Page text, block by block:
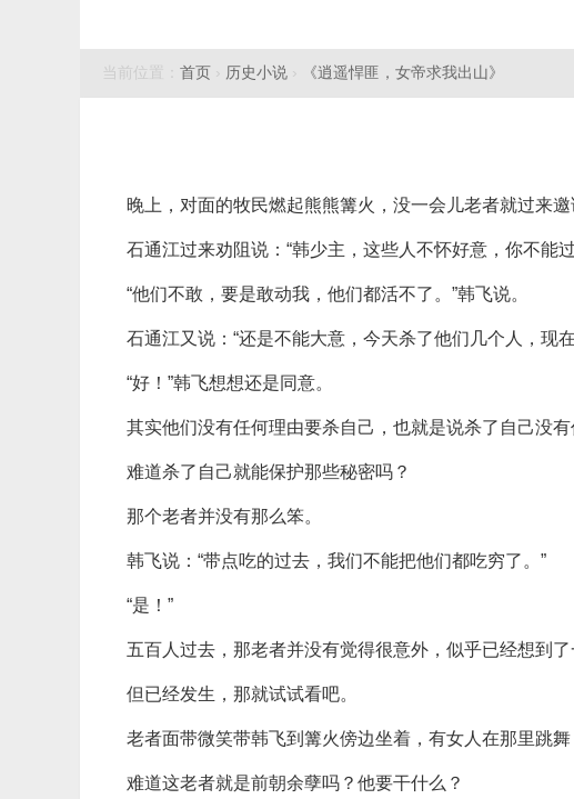
当前位置： 首页 › 历史小说 › 《逍遥悍匪，女帝求我出山》
晚上，对面的牧民燃起熊熊篝火，没一会儿老者就过来
石通江过来劝阻说：“韩少主，这些人不怀好意，你不能
“他们不敢，要是敢动我，他们都活不了。”韩飞说。
石通江又说：“还是不能大意，今天杀了他们几个人，现
“好！”韩飞想想还是同意。
其实他们没有任何理由要杀自己，也就是说杀了自己没
难道杀了自己就能保护那些秘密吗？
那个老者并没有那么笨。
韩飞说：“带点吃的过去，我们不能把他们都吃穷了。”
“是！”
五百人过去，那老者并没有觉得很意外，似乎已经想到
但已经发生，那就试试看吧。
老者面带微笑带韩飞到篝火傍边坐着，有女人在那里跳
难道这老者就是前朝余孽吗？他要干什么？